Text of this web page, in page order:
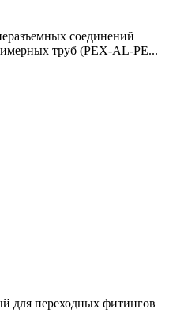
соединений
труб (PEX-AL-PE...
для переходных фитингов